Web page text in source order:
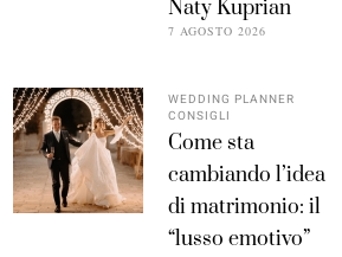
Naty Kuprian
7 AGOSTO 2026
WEDDING PLANNER
CONSIGLI
Come sta
cambiando l’idea
di matrimonio: il
“lusso emotivo”